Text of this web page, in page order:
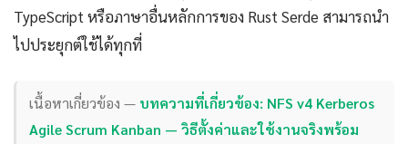
TypeScript หรือภาษาอื่นหลักการของ Rust Serde สามารถนำ
ไปประยุกต์ใช้ได้ทุกที่
เนื้อหาเกี่ยวข้อง — บทความที่เกี่ยวข้อง: NFS v4 Kerberos
Agile Scrum Kanban — วิธีตั้งค่าและใช้งานจริงพร้อม